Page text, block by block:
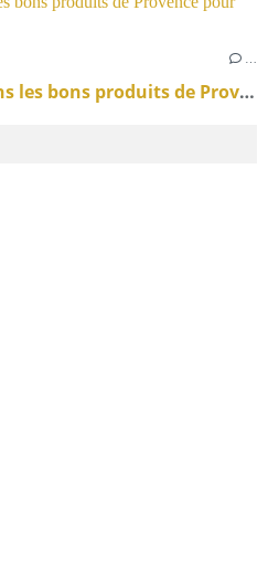
Le Petit Olivier respectons les bons produits de Provence pour notre hygiène beauté